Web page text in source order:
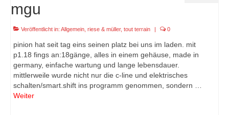
mgu
Veröffentlicht in: Allgemein riese & müller, tout terrain | 0
pinion hat seit tag eins seinen platz bei uns im laden. mit
p1.18 fings an:18gänge, alles in einem gehäuse, made in
germany, einfache wartung und lange lebensdauer.
mittlerweile wurde nicht nur die c-line und elektrisches
schalten/smart.shift ins programm genommen, sondern …
Weiter